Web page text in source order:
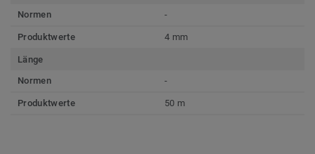
Normen
-
Produktwerte 4 mm
Länge
Normen
-
Produktwerte 50 m